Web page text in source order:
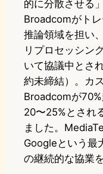
的に分散させる
Broadcomがト
推論領域を担い
リプロセッシン
いて協議中とさ
約未締結）。カ
Broadcomが
20〜25%とされ
ました。
Googleという最
の継続的な協業